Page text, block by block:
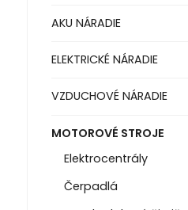
AKU NÁRADIE
ELEKTRICKÉ NÁRADIE
VZDUCHOVÉ NÁRADIE
MOTOROVÉ STROJE
Elektrocentrály
Čerpadlá